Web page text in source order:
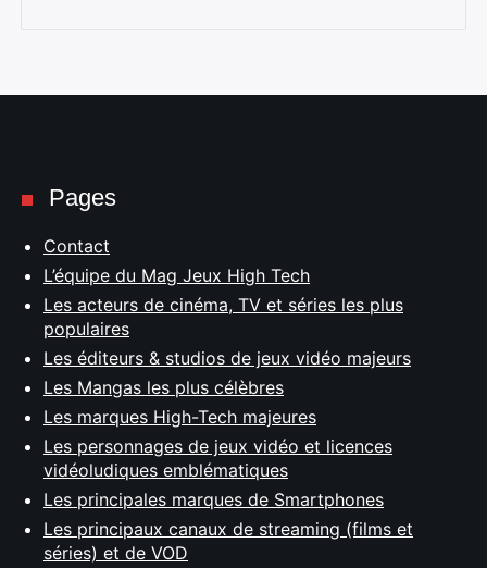
Pages
Contact
L’équipe du Mag Jeux High Tech
Les acteurs de cinéma, TV et séries les plus
populaires
Les éditeurs & studios de jeux vidéo majeurs
Les Mangas les plus célèbres
Les marques High-Tech majeures
Les personnages de jeux vidéo et licences
vidéoludiques emblématiques
Les principales marques de Smartphones
Les principaux canaux de streaming (films et
séries) et de VOD